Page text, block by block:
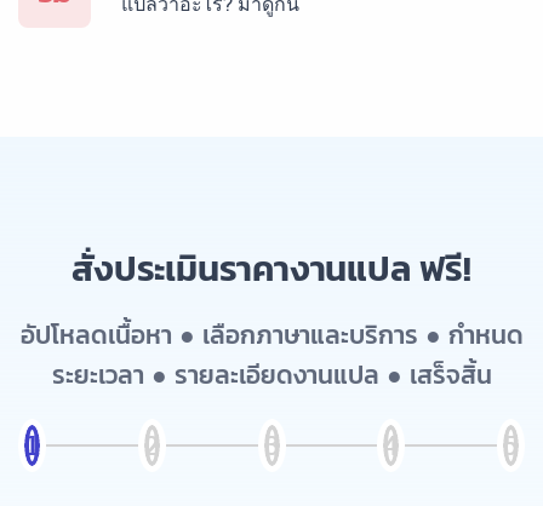
สั่งประเมินราคางานแปล ฟรี!
อัปโหลดเนื้อหา ● เลือกภาษาและบริการ ● กำหนด
ระยะเวลา ● รายละเอียดงานแปล ● เสร็จสิ้น